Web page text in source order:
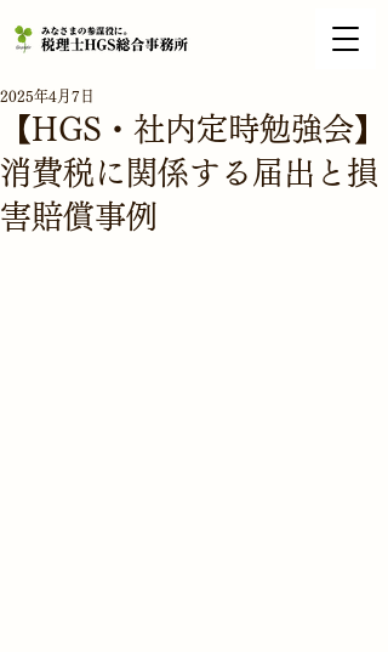
【HGS・社内定時勉強会】
消費税に関係する届出と損
害賠償事例
2025年4月7日